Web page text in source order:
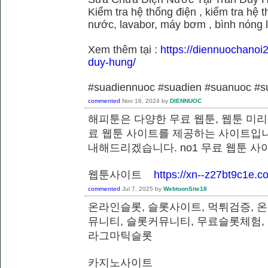
Kiểm tra hệ thống điện , kiểm tra hệ
nước, lavabor, máy bơm , bình nóng
Xem thêm tại : https://
duy-hung/
#suadiennuoc #suadien #suanuoc
commented Nov 16, 2024 by DIENNUOC
해피툰은 다양한 무료 웹툰, 웹툰 미
료 웹툰 사이트를 제공하는 사이트
내해드리겠습니다. no1 무료 웹툰 사
웹툰사이트 https://xn--
commented Jul 7, 2025 by WebtoonSite18
온라인슬롯, 슬롯사이트, 먹튀검증,
뮤니티, 슬롯커뮤니티, 무료슬롯체험
라그마틱슬롯
카지노사이트